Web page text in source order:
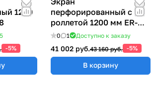
1200
-5%
перфорированный с
роллетой 1200 мм ER-
00022417
0 1 Доступно к заказу
41 002 руб.43 160 руб. -5%
В корзину